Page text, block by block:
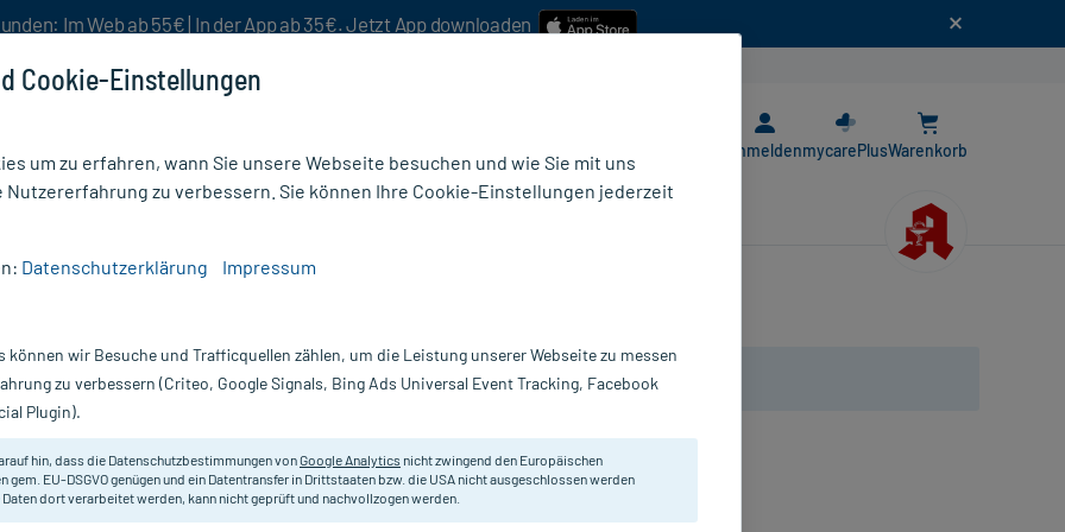
Im Web ab 55€ | In der App ab 35€. Jetzt App downloaden
AnmeldenmycarePlusWarenkorb
Nur für kurze Zeit:Gratis-Versand* ab 19€ Mindestbestellwert!
Vitamin D3
Nahrungsergänzungsmittel mit Vitamin D3.
Darreichung:
Kapseln
Cookie-Einstellungen
um zu erfahren, wann Sie unsere Webseite besuchen und wie Sie mit uns
Nutzererfahrung zu verbessern. Sie können Ihre Cookie-Einstellungen jederzeit
Datenschutzerklärung Impressum
können wir Besuche und Trafficquellen zählen, um die Leistung unserer Webseite zu messen
zu verbessern (Criteo, Google Signals, Bing Ads Universal Event Tracking, Facebook
Plugin).
hin, dass die Datenschutzbestimmungen vonGoogle Analytics nicht zwingend den Europäischen
gem. EU-DSGVO genügen und ein Datentransfer in Drittstaaten bzw. die USA nicht ausgeschlossen werden
Daten dort verarbeitet werden, kann nicht geprüft und nachvollzogen werden.